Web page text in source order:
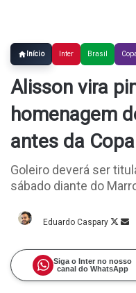
Início Inter Brasil
Alisson vira
homenagem
antes da
Goleiro deverá ser
sábado diante do
Eduardo Caspary Follow
Siga o Inter no nosso
canal do WhatsApp